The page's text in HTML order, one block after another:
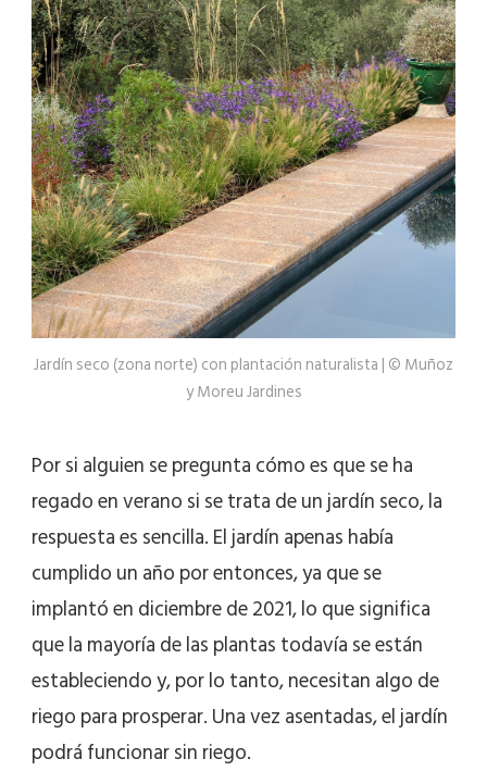
Jardín seco (zona norte) con plantación naturalista | © Muñoz
y Moreu Jardines
Por si alguien se pregunta cómo es que se ha
regado en verano si se trata de un jardín seco, la
respuesta es sencilla. El jardín apenas había
cumplido un año por entonces, ya que se
implantó en diciembre de 2021, lo que significa
que la mayoría de las plantas todavía se están
estableciendo y, por lo tanto, necesitan algo de
riego para prosperar. Una vez asentadas, el jardín
podrá funcionar sin riego.